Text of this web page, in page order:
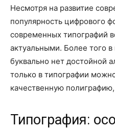
Несмотря на развитие
популярность цифрового
современных типографий
актуальными. Более того
буквально нет достойной
только в типографии
качественную
Типография: